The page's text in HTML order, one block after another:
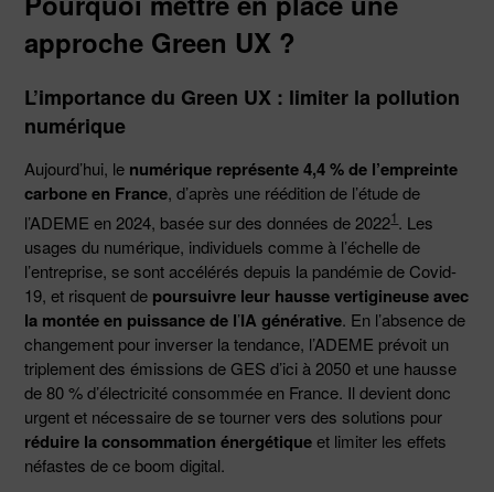
approche Green UX ?
L’importance du Green UX : limiter la pollution
numérique
Aujourd’hui, le numérique représente 4,4 % de l’empreinte
carbone en France, d’après une réédition de l’étude de
l’ADEME en 2024, basée sur des données de 20221. Les
usages du numérique, individuels comme à l’échelle de
l’entreprise, se sont accélérés depuis la pandémie de Covid-
19, et risquent de poursuivre leur hausse vertigineuse avec
la montée en puissance de l’IA générative. En l’absence de
changement pour inverser la tendance, l’ADEME prévoit un
triplement des émissions de GES d’ici à 2050 et une hausse
de 80 % d’électricité consommée en France. Il devient donc
urgent et nécessaire de se tourner vers des solutions pour
réduire la consommation énergétiqueet limiter les effets
néfastes de ce boom digital.